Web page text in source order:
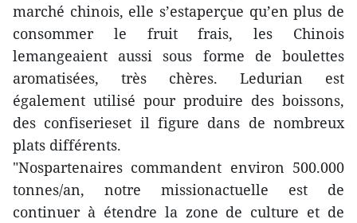
marché chinois, elle s’estaperçue qu’en plus de
consommer le fruit frais, les Chinois
lemangeaient aussi sous forme de boulettes
aromatisées, très chères. Ledurian est
également utilisé pour produire des boissons,
des confiserieset il figure dans de nombreux
plats différents.
"Nospartenaires commandent environ 500.000
tonnes/an, notre missionactuelle est de
continuer à étendre la zone de culture et de